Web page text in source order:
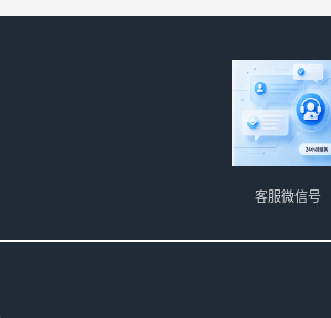
客服微信号